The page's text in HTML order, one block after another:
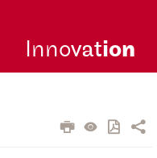
Innovation